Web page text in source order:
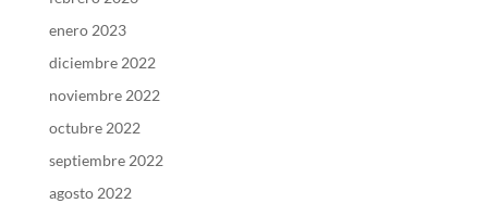
enero 2023
diciembre 2022
noviembre 2022
octubre 2022
septiembre 2022
agosto 2022